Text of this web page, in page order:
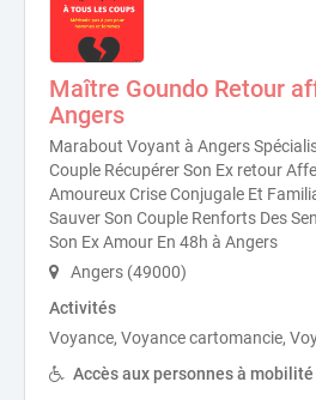
Maître Goundo Retour
Angers
Marabout Voyant à Angers
Couple Récupérer Son Ex retour
Amoureux Crise Conjugale Et
Sauver Son Couple Renforts Des
Son Ex Amour En 48h à Angers
Angers (49000)
Activités
Voyance, Voyance cartomancie,
Accès aux personnes à